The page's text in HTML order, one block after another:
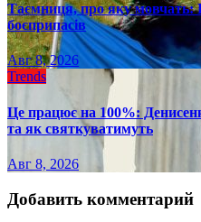
Таємниця, про яку мовчать:
боєприпасів
Авг 8, 2026
Trends
Це працює на 100%:
та як святкуватимуть
Авг 8, 2026
Добавить комментарий